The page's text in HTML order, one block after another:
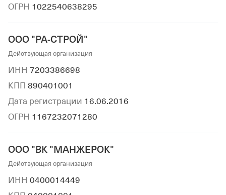
ОГРН 1022540638295
ООО "РА-СТРОЙ"
Действующая организация
ИНН 7203386698
КПП 890401001
Дата регистрации 16.06.2016
ОГРН 1167232071280
ООО "ВК "МАНЖЕРОК"
Действующая организация
ИНН 0400014449